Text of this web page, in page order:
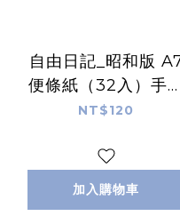
自由日記_昭和版
便條紙（32入）手帳
擴充單張｜1/1工作室
NT$120
加入購物車